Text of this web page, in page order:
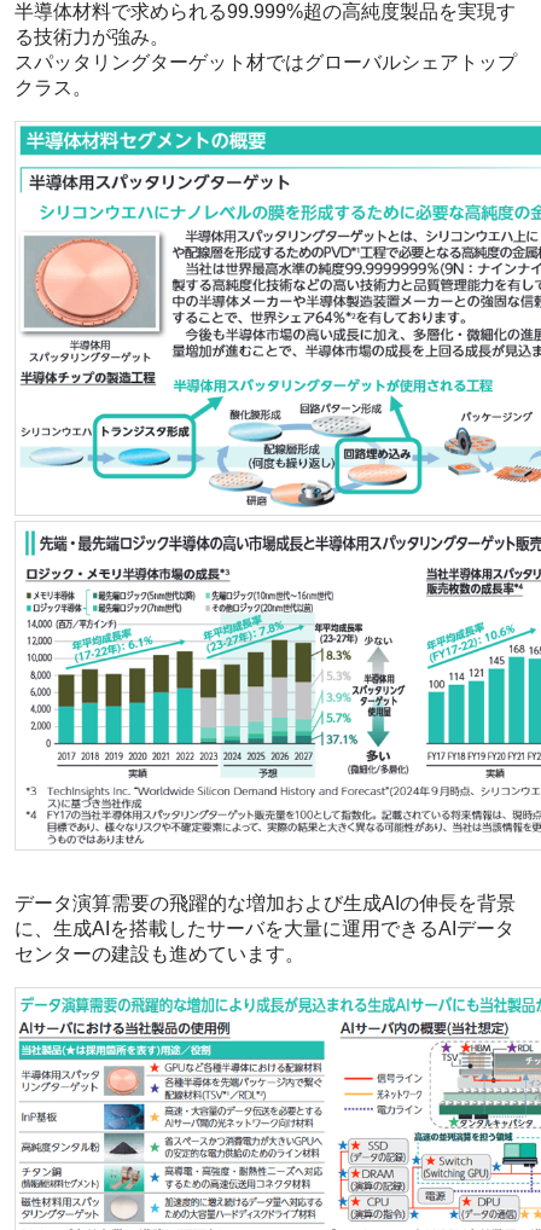
半導体材料で求められる99.999%超の高純度製品を実現す
る技術力が強み。
スパッタリングターゲット材ではグローバルシェアトップ
クラス。
データ演算需要の飛躍的な増加および生成AIの伸長を背景
に、生成AIを搭載したサーバを大量に運用できるAIデータ
センターの建設も進めています。